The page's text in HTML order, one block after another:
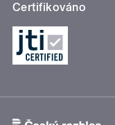
Certifikováno